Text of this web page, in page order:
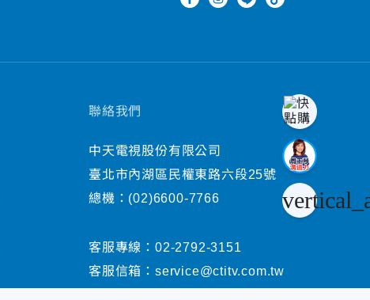
聯絡我們
中天電視股份有限公司
臺北市內湖區民權東路六段25號
總機： (02)6600-7766
客服專線： 02-2792-3151
客服信箱： service@ctitv.com.tw